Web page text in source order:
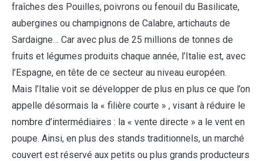
fraîches des Pouilles, poivrons ou fenouil du Basilicate,
aubergines ou champignons de Calabre, artichauts de
Sardaigne… Car avec plus de 25 millions de tonnes de
fruits et légumes produits chaque année, l’Italie est, avec
l’Espagne, en tête de ce secteur au niveau européen.
Mais l’Italie voit se développer de plus en plus ce que l’on
appelle désormais la « filière courte » , visant à réduire le
nombre d’intermédiaires : la « vente directe » a le vent en
poupe. Ainsi, en plus des stands traditionnels, un marché
couvert est réservé aux petits ou plus grands producteurs